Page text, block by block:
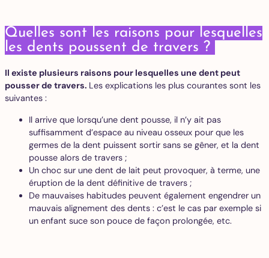
Quelles sont les raisons pour lesquelles
les dents poussent de travers ?
Il existe plusieurs raisons pour lesquelles une dent peut
pousser de travers. Les explications les plus courantes sont les
suivantes :
Il arrive que lorsqu’une dent pousse, il n’y ait pas
suffisamment d’espace au niveau osseux pour que les
germes de la dent puissent sortir sans se gêner, et la dent
pousse alors de travers ;
Un choc sur une dent de lait peut provoquer, à terme, une
éruption de la dent définitive de travers ;
De mauvaises habitudes peuvent également engendrer un
mauvais alignement des dents : c’est le cas par exemple si
un enfant suce son pouce de façon prolongée, etc.